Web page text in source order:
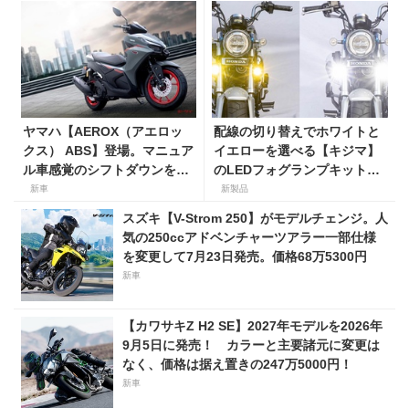
ヤマハ【AEROX（アエロッ
クス） ABS】登場。マニュア
ル車感覚のシフトダウンを楽
しめる新型155ccスポーツス
クーター8月31日発売。価格
48万1800円
新車
配線の切り替えでホワイトと
イエローを選べる【キジマ】
のLEDフォグランプキットに
ホンダ ダックス／グロム用が
新製品
スズキ【V-Strom 250】がモデルチェンジ。人
気の250ccアドベンチャーツアラー一部仕様
を変更して7月23日発売。価格68万5300円
新車
【カワサキZ H2 SE】2027年モデルを2026年
9月5日に発売！ カラーと主要諸元に変更は
なく、価格は据え置きの247万5000円！
新車